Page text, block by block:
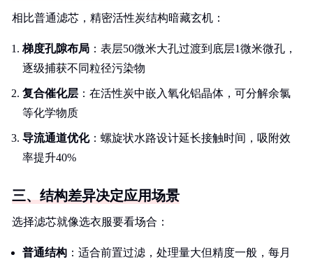
相比普通滤芯，精密活性炭结构暗藏玄机：
梯度孔隙布局 ：表层50微米大孔过渡到底层1微米微孔，
逐级捕获不同粒径污染物
复合催化层 ：在活性炭中嵌入氧化铝晶体，可分解余氯
等化学物质
导流通道优化：螺旋状水路设计延长接触时间，吸附效
率提升40%
三、结构差异决定应用场景
选择滤芯就像选衣服要看场合：
普通结构 ：适合前置过滤，处理量大但精度一般，每月